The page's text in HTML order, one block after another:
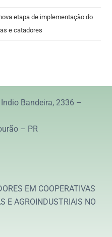
etapa de implementação do
e catadores
Bandeira, 2336 –
– PR
EM COOPERATIVAS
E AGROINDUSTRIAIS NO